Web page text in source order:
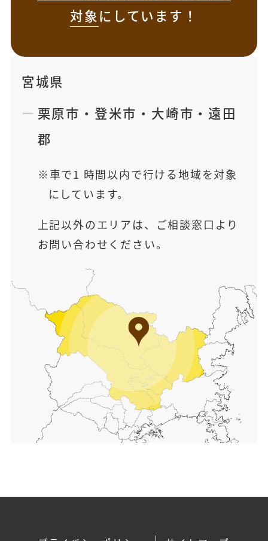
対象にしています！
宮城県
栗原市 ・ 登米市 ・ 大崎市 ・ 遠田
郡
車で1 時間以内で行ける地域を対象
にしています。
上記以外のエリアは、ご相談窓口より
お問い合わせください。